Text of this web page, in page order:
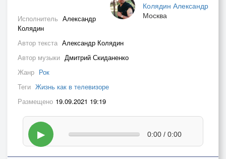
Колядин Александр
Москва
Исполнитель Александр
Колядин
Автор текста Александр Колядин
Автор музыки Дмитрий Скиданенко
Жанр Рок
Теги Жизнь как в телевизоре
Размещено 19.09.2021 19:19
▶ 0:00 / 0:00